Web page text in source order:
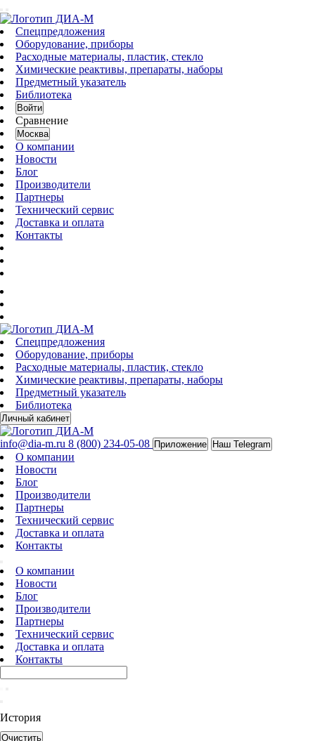
Спецпредложения
Оборудование, приборы
Расходные материалы, пластик, стекло
Химические реактивы, препараты, наборы
Предметный указатель
Библиотека
Войти
Сравнение
Москва
О компании
Новости
Блог
Производители
Партнеры
Технический сервис
Доставка и оплата
Контакты
Спецпредложения
Оборудование, приборы
Расходные материалы, пластик, стекло
Химические реактивы, препараты, наборы
Предметный указатель
Библиотека
Личный кабинет
info@dia-m.ru 8 (800) 234-05-08 Приложение Наш Telegram
О компании
Новости
Блог
Производители
Партнеры
Технический сервис
Доставка и оплата
Контакты
О компании
Новости
Блог
Производители
Партнеры
Технический сервис
Доставка и оплата
Контакты
История
Очистить